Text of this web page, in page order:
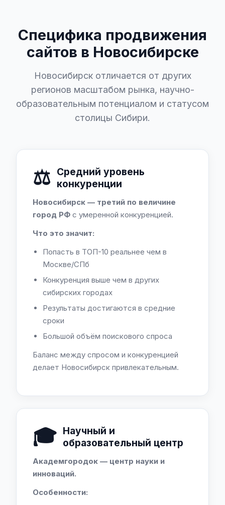
Специфика продвижения
сайтов в Новосибирске
Новосибирск отличается от других
регионов масштабом рынка, научно-
образовательным потенциалом и статусом
столицы Сибири.
⚖️ Средний уровень
конкуренции
Новосибирск — третий по величине
город РФ с умеренной конкуренцией.
Что это значит:
Попасть в ТОП-10 реальнее чем в
Москве/СПб
Конкуренция выше чем в других
сибирских городах
Результаты достигаются в средние
сроки
Большой объём поискового спроса
Баланс между спросом и конкуренцией
делает Новосибирск привлекательным.
🎓 Научный и
образовательный центр
Академгородок — центр науки и
инноваций.
Особенности: